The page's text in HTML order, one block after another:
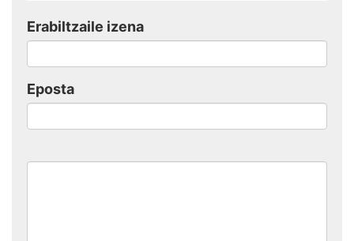
Erabiltzaile izena
Eposta